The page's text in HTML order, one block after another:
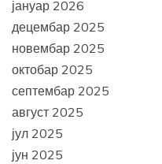
јануар 2026
децембар 2025
новембар 2025
октобар 2025
септембар 2025
август 2025
јул 2025
јун 2025